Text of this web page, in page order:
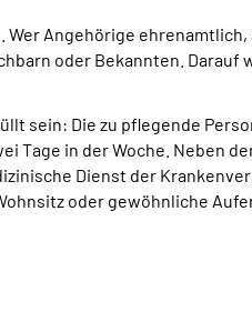
Angehörige ehrenamtlich,
oder Bekannten. Darauf
sein: Die zu pflegende
Tage in der Woche. Neben
Dienst der
oder gewöhnliche